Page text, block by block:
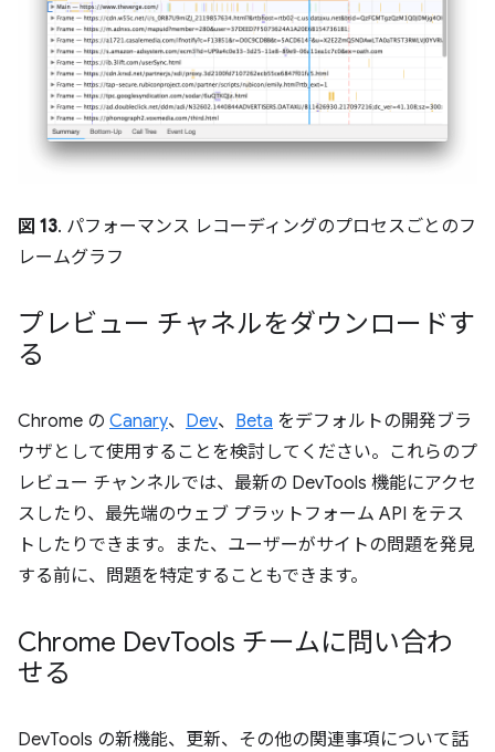
図 13. パフォーマンス レコーディングのプロセスごとのフ
レームグラフ
プレビュー チャネルをダウンロードす
る
Chrome の Canary、 Dev、 Beta をデフォルトの開発ブラ
ウザとして使用することを検討してください。これらのプ
レビュー チャンネルでは、最新の DevTools 機能にアクセ
スしたり、最先端のウェブ プラットフォーム API をテス
トしたりできます。また、ユーザーがサイトの問題を発見
する前に、問題を特定することもできます。
Chrome DevTools チームに問い合わ
せる
DevTools の新機能、更新、その他の関連事項について話